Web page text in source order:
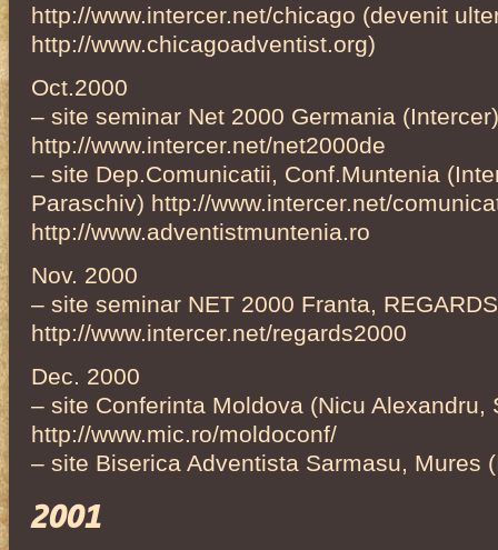
http://www.intercer.net/chicago (devenit
http://www.chicagoadventist.org)
Oct.2000
– site seminar Net 2000 Germania (Intercer)
http://www.intercer.net/net2000de
– site Dep.Comunicatii, Conf.Muntenia
Paraschiv) http://www.intercer.net/
http://www.adventistmuntenia.ro
Nov. 2000
– site seminar NET 2000 Franta,
http://www.intercer.net/regards2000
Dec. 2000
– site Conferinta Moldova (Nicu Alexandru,
http://www.mic.ro/moldoconf/
– site Biserica Adventista Sarmasu, Mures
2001